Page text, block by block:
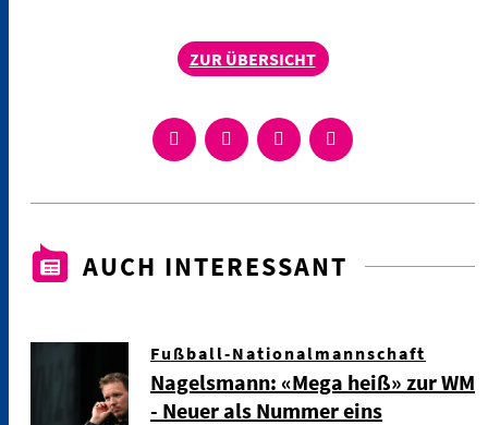
ZUR ÜBERSICHT
AUCH INTERESSANT
Fußball-Nationalmannschaft
Nagelsmann: «Mega heiß» zur WM
- Neuer als Nummer eins